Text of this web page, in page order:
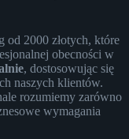
od 2000 złotych, które
obecności w
, dostosowując się
naszych klientów.
rozumiemy zarówno
wymagania